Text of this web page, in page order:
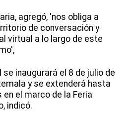
agregó, 'nos obliga a
de conversación y
virtual a lo largo de este
inaugurará el 8 de julio de
y se extenderá hasta
el marco de la Feria
indicó.